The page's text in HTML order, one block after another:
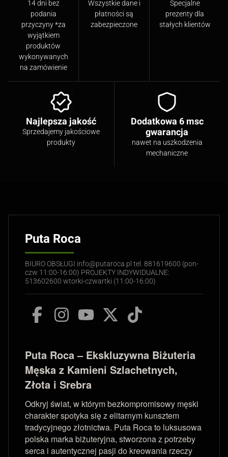
14 dni bez
podania
przyczyny *za
wyjątkiem
produktów
wykonywanych
na zamówienie
Wszystkie dane i
płatności są
zabezpieczone
Specjalne
prezenty dla
stałych klientów
Najlepsza jakość
Sprzedajemy jakościowe
produkty
Dodatkowa 6 msc
gwarancja
nawet na uszkodzenia
mechaniczne
Puta Roca
BIURO OBSŁUGI info@putaroca.pl tel. 881619600 (pon-
czw 11:00-16:00) PROJEKTY INDYWIDUALNE:
513602600 wtorki-czwartki (11:00-16:00)
Puta Roca – Ekskluzywna Biżuteria
Męska z Kamieni Szlachetnych,
Złota i Srebra
Odkryj świat, w którym bezkompromisowy męski
charakter spotyka się z elitarnym kunsztem
tradycyjnego złotnictwa. Puta Roca to luksusowa
polska marka biżuteryjna, stworzona z potrzeby
serca i autentycznej pasji do kreowania rzeczy